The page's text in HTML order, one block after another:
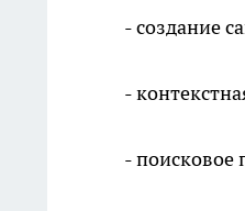
- создание
-
- поисковое